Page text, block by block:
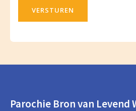
VERSTUREN
Parochie Bron van Levend